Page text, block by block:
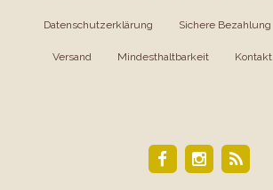
Datenschutzerklärung Sichere Bezahlung
Versand Mindesthaltbarkeit Kontakt